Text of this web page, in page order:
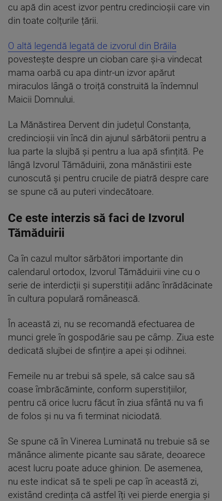
cu apă din acest izvor pentru credincioșii care vin
din toate colțurile țării.
O altă legendă legată de izvorul din Brăila
povestește despre un cioban care și-a vindecat
mama oarbă cu apa dintr-un izvor apărut
miraculos lângă o troiță construită la îndemnul
Maicii Domnului.
La Mănăstirea Dervent din județul Constanța,
credincioșii vin încă din ajunul sărbătorii pentru a
lua parte la slujbă și pentru a lua apă sfințită. Pe
lângă Izvorul Tămăduirii, zona mănăstirii este
cunoscută și pentru crucile de piatră despre care
se spune că au puteri vindecătoare.
Ce este interzis să faci de Izvorul
Tămăduirii
Ca în cazul multor sărbători importante din
calendarul ortodox, Izvorul Tămăduirii vine cu o
serie de interdicții și superstiții adânc înrădăcinate
în cultura populară românească.
În această zi, nu se recomandă efectuarea de
munci grele în gospodărie sau pe câmp. Ziua este
dedicată slujbei de sfințire a apei și odihnei.
Femeile nu ar trebui să spele, să calce sau să
coase îmbrăcăminte, conform superstițiilor,
pentru că orice lucru făcut în ziua sfântă nu va fi
de folos și nu va fi terminat niciodată.
Se spune că în Vinerea Luminată nu trebuie să se
mănânce alimente picante sau sărate, deoarece
acest lucru poate aduce ghinion. De asemenea,
nu este indicat să te speli pe cap în această zi,
existând credința că astfel îți vei pierde energia și